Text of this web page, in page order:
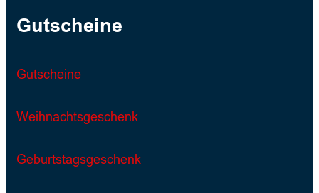
Gutscheine
Gutscheine
Weihnachtsgeschenk
Geburtstagsgeschenk